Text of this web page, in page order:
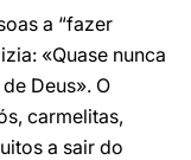
a “fazer
«Quase nunca
Deus». O
carmelitas,
a sair do